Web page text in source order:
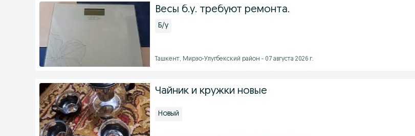
Весы б.у. требуют ремонта.
Б/у
Ташкент, Мирзо-Улугбекский район - 07 августа 2026 г.
Чайник и кружки новые
Новый